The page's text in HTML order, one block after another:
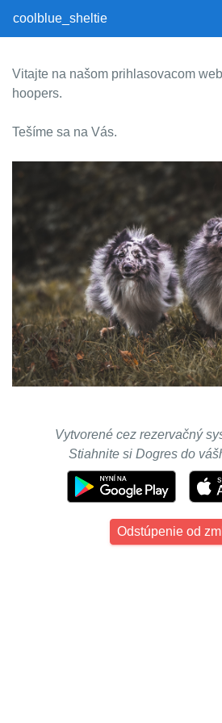
coolblue_sheltie
Vitajte na našom prihlasovacom
hoopers.
Tešíme sa na Vás.
Vytvorené cez rezervačný
Stiahnite si Dogres do
Odstúpenie od